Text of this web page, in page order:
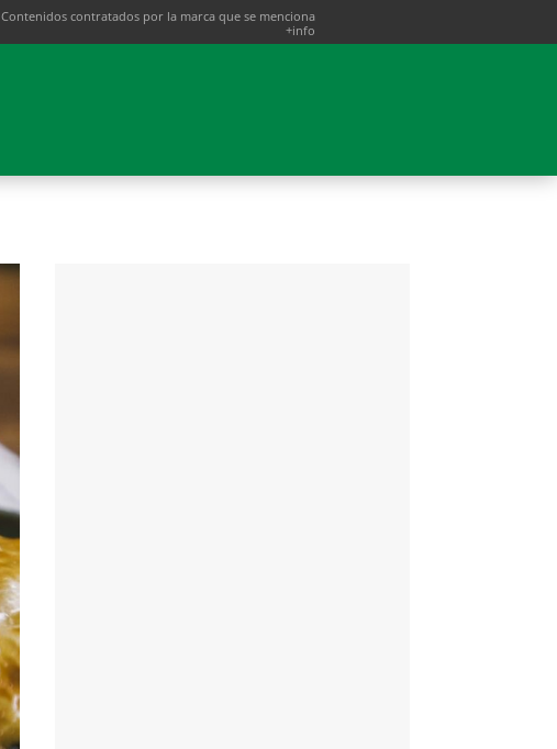
Contenidos contratados por la marca que se menciona
+info